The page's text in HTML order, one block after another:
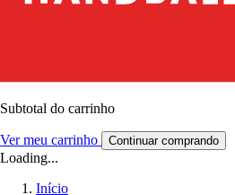
Subtotal do carrinho
Ver meu carrinho Continuar comprando
Loading...
Início